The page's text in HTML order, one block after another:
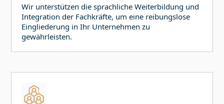
Wir unterstützen die sprachliche Weiterbildung und
Integration der Fachkräfte, um eine reibungslose
Eingliederung in Ihr Unternehmen zu
gewährleisten.